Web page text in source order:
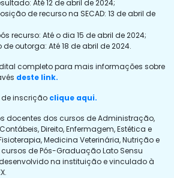
Até 12 de abril de 2024;
de recurso na SECAD: 13 de abril de
recurso: Até o dia 15 de abril de 2024;
outorga: Até 18 de abril de 2024.
completo para mais informações sobre
deste link.
inscrição clique aqui.
docentes dos cursos de Administração,
Direito, Enfermagem, Estética e
Medicina Veterinária, Nutrição e
de Pós-Graduação Lato Sensu
na instituição e vinculado à